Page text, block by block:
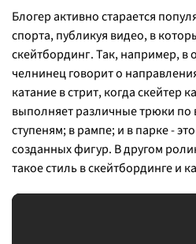
Блогер активно старается
спорта, публикуя видео, в
скейтбординг. Так, например, в
челнинец говорит о
катание в стрит, когда скейтер
выполняет различные трюки
ступеням; в рампе; и в парке -
созданных фигур. В другом
такое стиль в скейтбординге и